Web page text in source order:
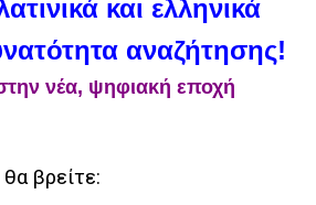
και ελληνικά
αναζήτησης!
νέα, ψηφιακή εποχή
βρείτε: